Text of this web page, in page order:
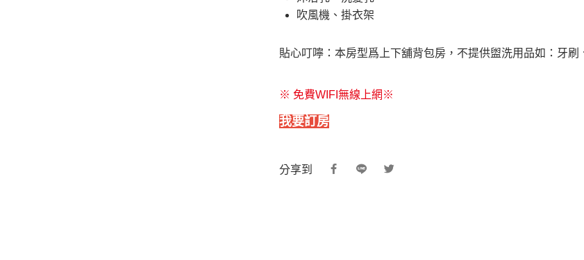
吹風機、掛衣架
貼心叮嚀：本房型爲上下舖背包房，不提供盥洗用品如：牙
※ 免費WIFI無線上網 ※
我要訂房
分享到